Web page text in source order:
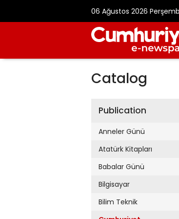
06 Ağustos 2026
Catalog
Publication
Anneler Günü
Atatürk Kitapları
Babalar Günü
Bilgisayar
Bilim Teknik